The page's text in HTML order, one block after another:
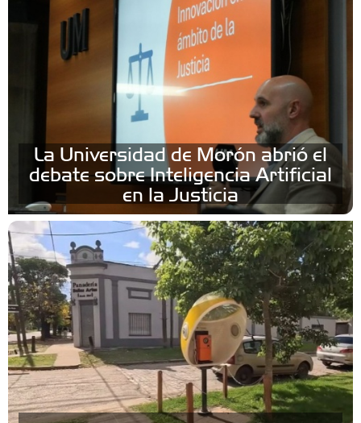
La Universidad de Morón abrió el
debate sobre Inteligencia Artificial
en la Justicia